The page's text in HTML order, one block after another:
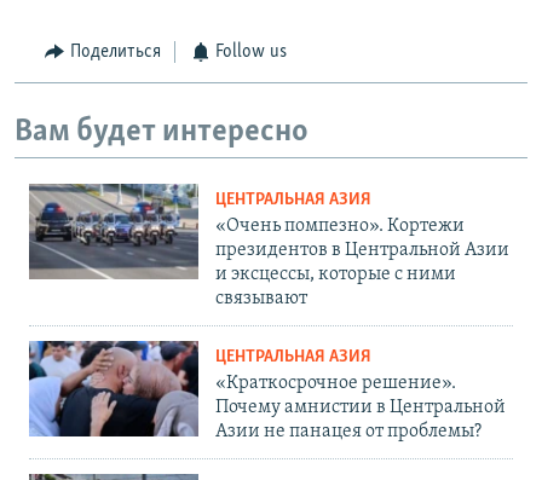
Поделиться Follow us
Вам будет интересно
ЦЕНТРАЛЬНАЯ АЗИЯ
«Очень помпезно». Кортежи
президентов в Центральной Азии
и эксцессы, которые с ними
связывают
ЦЕНТРАЛЬНАЯ АЗИЯ
«Краткосрочное решение».
Почему амнистии в Центральной
Азии не панацея от проблемы?